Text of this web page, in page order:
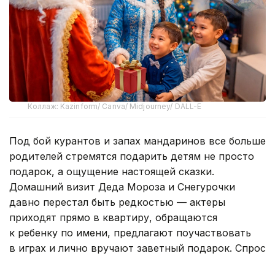
Коллаж: Kazinform/ Canva/ Midjourney/ DALL-E
Под бой курантов и запах мандаринов все больше
родителей стремятся подарить детям не просто
подарок, а ощущение настоящей сказки.
Домашний визит Деда Мороза и Снегурочки
давно перестал быть редкостью — актеры
приходят прямо в квартиру, обращаются
к ребенку по имени, предлагают поучаствовать
в играх и лично вручают заветный подарок. Спрос